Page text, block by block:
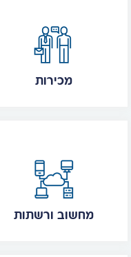
מכירות
מחשוב ורשתות